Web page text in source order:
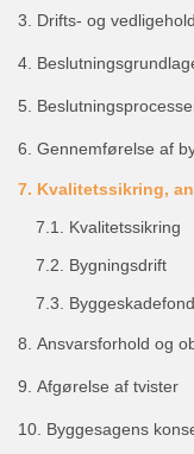
3. Drifts- og
4.
5.
6. Gennemførelse af
7. Kvalitetssikring,
7.1. Kvalitetssikring
7.2. Bygningsdrift
7.3.
8. Ansvarsforhold og
9. Afgørelse af tvister
10. Byggesagens